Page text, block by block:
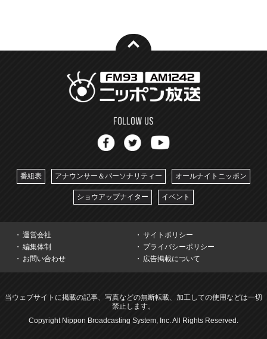
番組表 アナウンサー＆パーソナリティー オールナイトニッポン
ショウアップナイター イベント
運営会社
サイトポリシー
編集体制
プライバシーポリシー
お問い合わせ
広告掲載について
当ウェブサイトに掲載の記事、写真などの無断転載、加工しての使用などは一切
禁止します。
Copyright Nippon Broadcasting System, Inc. All Rights Reserved.